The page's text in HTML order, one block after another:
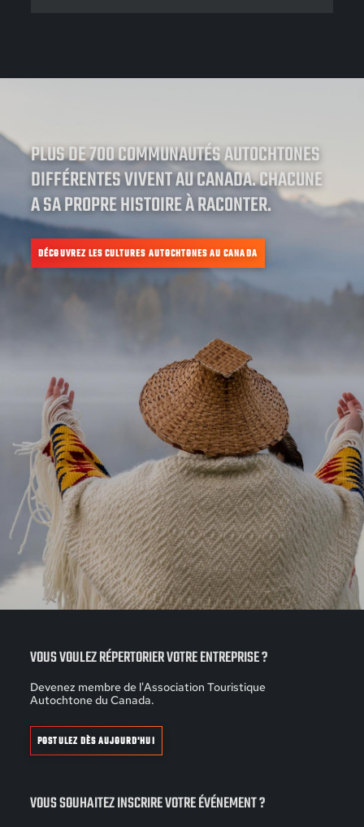
PLUS DE 700 COMMUNAUTÉS AUTOCHTONES
DIFFÉRENTES VIVENT AU CANADA. CHACUNE
A SA PROPRE HISTOIRE À RACONTER.
DÉCOUVREZ LES CULTURES AUTOCHTONES AU CANADA
VOUS VOULEZ RÉPERTORIER VOTRE ENTREPRISE ?
Devenez membre de l'Association Touristique
Autochtone du Canada.
POSTULEZ DÈS AUJOURD'HUI
VOUS SOUHAITEZ INSCRIRE VOTRE ÉVÉNEMENT ?